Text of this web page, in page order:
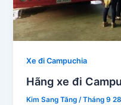
Xe đi Campuchia
Hãng xe đi
Kim Sang Tăng/Tháng 9